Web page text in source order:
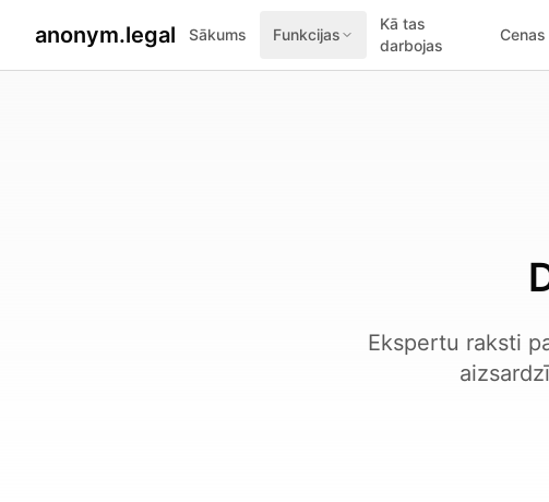
anonym.legal Sākums Funkcijas
Kā tas
darbojas
Cenas
Ekspertu raksti